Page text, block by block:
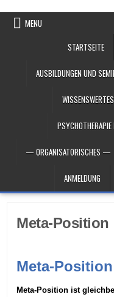
MENU
STARTSEITE
AUSBILDUNGEN UND
WISSENSWERTES
PSYCHOTHERAPIE
— ORGANISATORISCHES —
ANMELDUNG
Meta-Position
Meta-Position
Meta-Position ist